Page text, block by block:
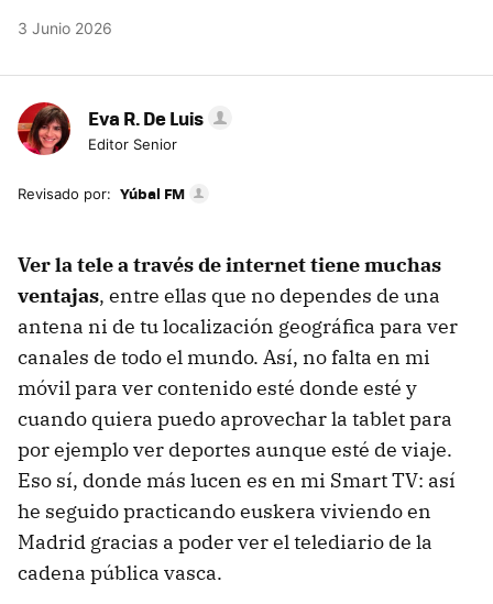
3 Junio 2026
Eva R. De Luis
Editor Senior
Revisado por: Yúbal FM
Ver la tele a través de internet tiene muchas
ventajas, entre ellas que no dependes de una
antena ni de tu localización geográfica para ver
canales de todo el mundo. Así, no falta en mi
móvil para ver contenido esté donde esté y
cuando quiera puedo aprovechar la tablet para
por ejemplo ver deportes aunque esté de viaje.
Eso sí, donde más lucen es en mi Smart TV: así
he seguido practicando euskera viviendo en
Madrid gracias a poder ver el telediario de la
cadena pública vasca.